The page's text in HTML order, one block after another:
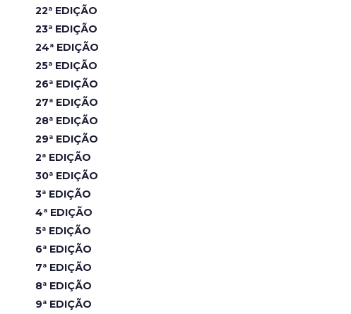
22ª EDIÇÃO
23ª EDIÇÃO
24ª EDIÇÃO
25ª EDIÇÃO
26ª EDIÇÃO
27ª EDIÇÃO
28ª EDIÇÃO
29ª EDIÇÃO
2ª EDIÇÃO
30ª EDIÇÃO
3ª EDIÇÃO
4ª EDIÇÃO
5ª EDIÇÃO
6ª EDIÇÃO
7ª EDIÇÃO
8ª EDIÇÃO
9ª EDIÇÃO